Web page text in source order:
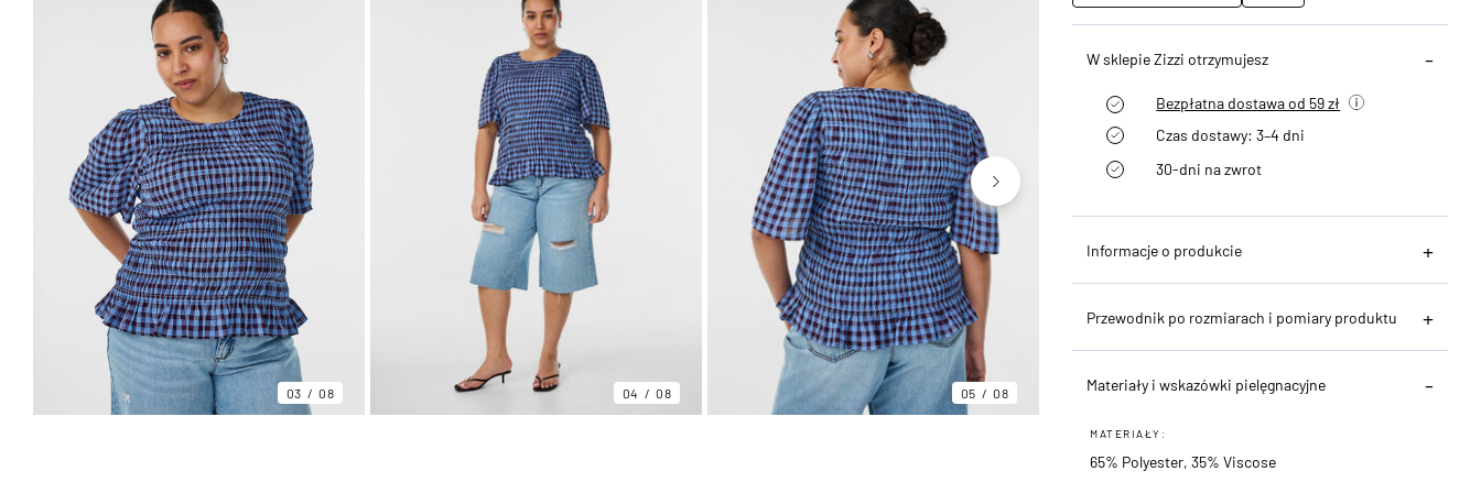
03 08 04 08 05 08
W sklepie Zizzi otrzymujesz
Bezpłatna dostawa od 59 zł
Czas dostawy: 3–4 dni
30-dni na zwrot
Informacje o produkcie
Przewodnik po rozmiarach i pomiary produktu
Materiały i wskazówki pielęgnacyjne
MATERIAŁY:
65% Polyester, 35% Viscose